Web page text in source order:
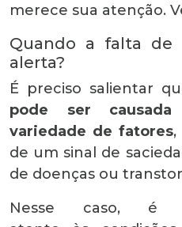
merece sua atenção.
Quando a falta
alerta?
É preciso salientar
pode ser
variedade de fatores,
de um sinal de
de doenças ou
Nesse caso, é